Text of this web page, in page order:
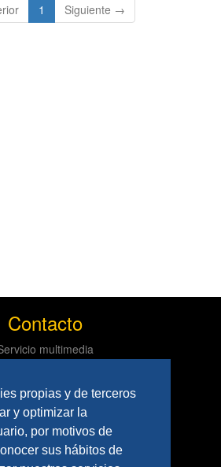
propias y de terceros
y optimizar la
por motivos de
sus hábitos de
1 (current)
Siguiente →
Contacto
multimedia
Políticas
Aviso Legal
Privacidad